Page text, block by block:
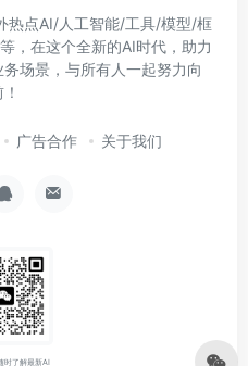
热点AI/人工智能/工具/模型/框
，在这个全新的AI时代，助力
场景，与所有人一起努力向
广告合作 关于我们
时了解最新AI